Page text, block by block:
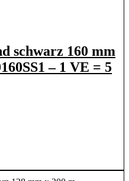
schwarz 160 mm
– 1 VE = 5